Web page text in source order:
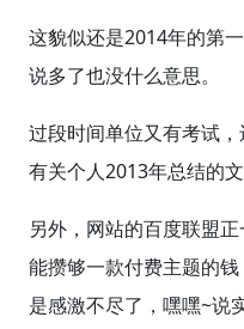
这貌似还是2014年的第
说多了也没什么意思。
过段时间单位又有考试
有关个人2013年总结的
另外，网站的百度联盟
能攒够一款付费主题的
是感激不尽了，嘿嘿~说